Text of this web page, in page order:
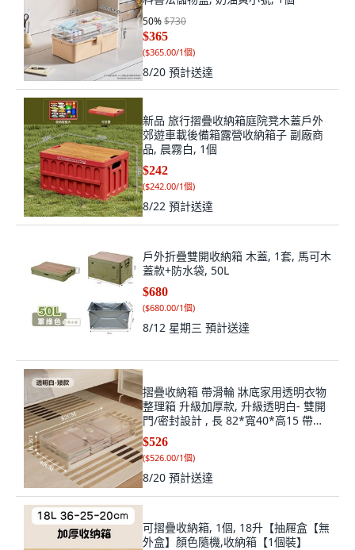
50%$730
$365
($365.00/1個)
8/20 預計送達
新品 旅行摺疊收納箱庭院凳木蓋戶外
郊遊車載後備箱露營收納箱子 副廠商
品, 晨霧白, 1個
$242
($242.00/1個)
8/22 預計送達
戶外折疊雙開收納箱 木蓋, 1套, 馬可木
蓋款+防水袋, 50L
$680
($680.00/1個)
8/12 星期三 預計送達
摺疊收納箱 帶滑輪 牀底家用透明衣物
整理箱 升級加厚款, 升級透明白- 雙開
門/密封設計 , 長 82*寬40*高15 帶滑
輪/可折, 1個
$526
($526.00/1個)
8/20 預計送達
可摺疊收納箱, 1個, 18升【抽屜盒【無
外盒】顏色隨機,收納箱【1個裝】